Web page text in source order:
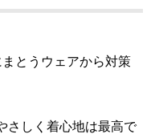
とうウェアから対策
さしく着心地は最高で